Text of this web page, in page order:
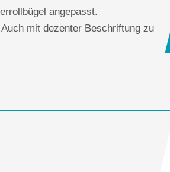
angepasst.
mit dezenter Beschriftung zu